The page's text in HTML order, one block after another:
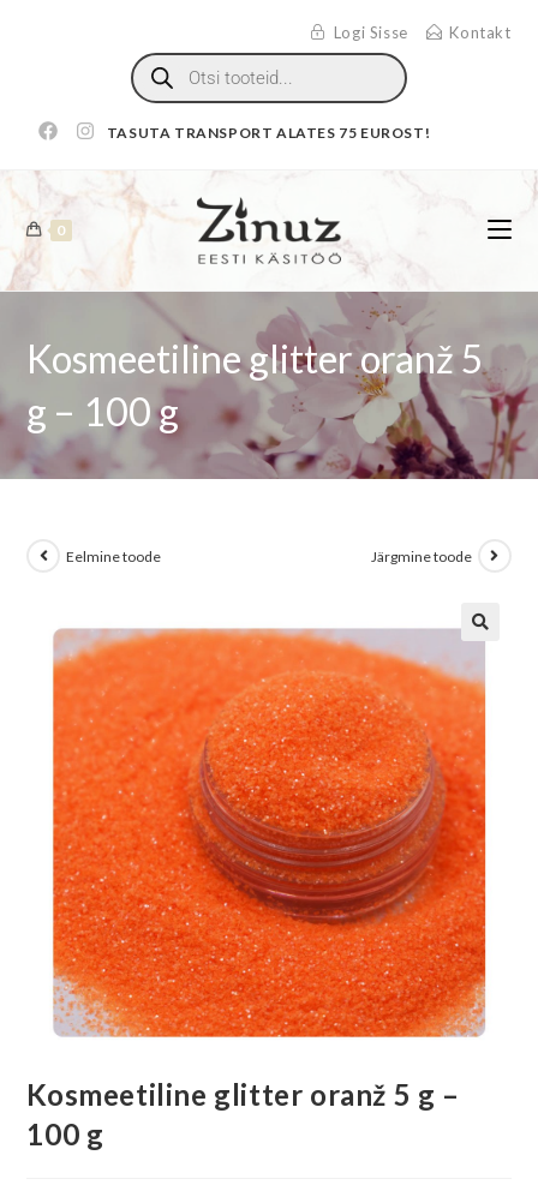
Logi Sisse Kontakt
TASUTA TRANSPORT ALATES 75 EUROST!
0
Kosmeetiline glitter oranž 5
g – 100 g
Eelmine toode Järgmine toode
Kosmeetiline glitter oranž 5 g –
100 g